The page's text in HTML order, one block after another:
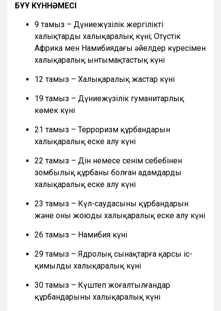
БҰҰ КҮННӘМЕСІ
9 тамыз – Дүниежүзілік жергілікті
халықтардың халықаралық күні; Оңтүстік
Африка мен Намибиядағы әйелдер күресімен
халықаралық ынтымақтастық күні
12 тамыз – Халықаралық жастар күні
19 тамыз – Дүниежүзілік гуманитарлық
көмек күні
21 тамыз – Терроризм құрбандарын
халықаралық еске алу күні
22 тамыз – Дін немесе сенім себебінен
зомбылық құрбаны болған адамдарды
халықаралық еске алу күні
23 тамыз – Күл-саудасының құрбандарын
және оны жоюды халықаралық еске алу күні
26 тамыз – Намибия күні
29 тамыз – Ядролық сынақтарға қарсы іс-
қимылдың халықаралық күні
30 тамыз – Күштеп жоғалтылғандар
құрбандарының халықаралық күні